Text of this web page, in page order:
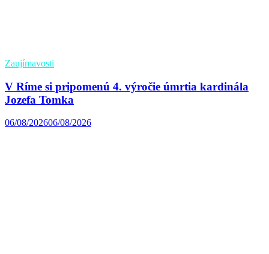
Zaujímavosti
V Ríme si pripomenú 4. výročie úmrtia kardinála
Jozefa Tomka
06/08/202606/08/2026